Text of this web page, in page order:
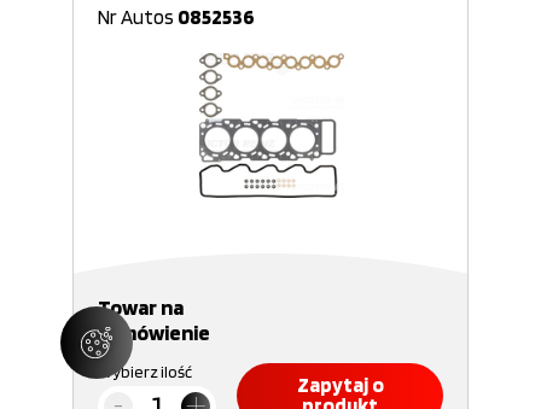
Nr Autos 0852536
Towar na
zamówienie
Wybierz ilość
Zapytaj o